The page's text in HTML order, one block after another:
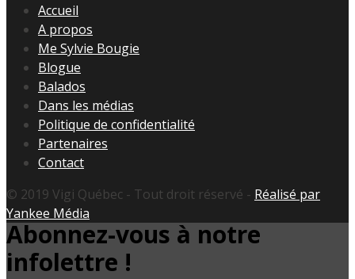
Accueil
A propos
Me Sylvie Bougie
Blogue
Balados
Dans les médias
Politique de confidentialité
Partenaires
Contact
© 2019 Vigi Québec - Tout droit réservé - Réalisé par
Yankee Média
Abonnez-vous à notre
infolettre !